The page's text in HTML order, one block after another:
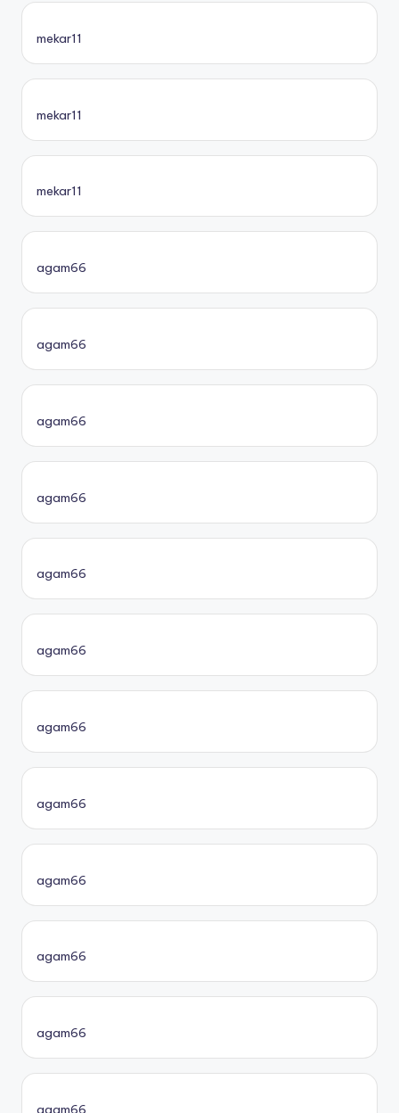
mekar11
mekar11
mekar11
agam66
agam66
agam66
agam66
agam66
agam66
agam66
agam66
agam66
agam66
agam66
agam66